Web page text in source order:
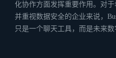
化协作方面发挥重要作用。对
并重视数据安全的企业来说，
只是一个聊天工具，而是未来数